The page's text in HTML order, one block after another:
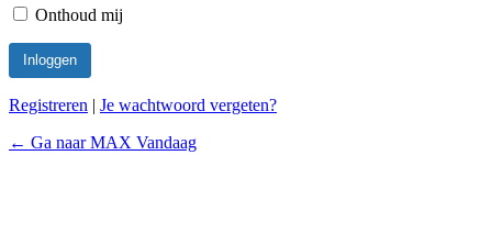
Onthoud mij
Registreren | Je wachtwoord vergeten?
← Ga naar MAX Vandaag